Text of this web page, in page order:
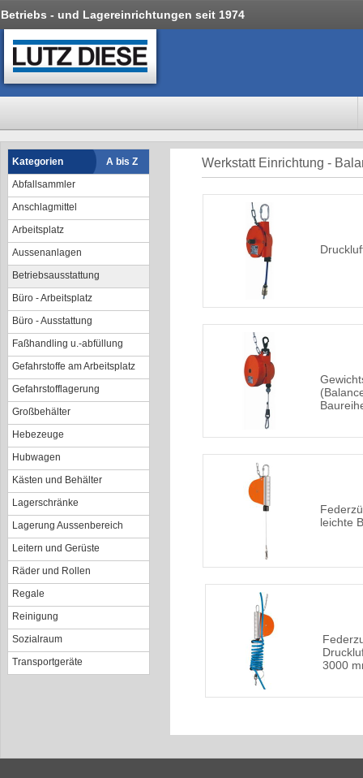
Betriebs - und Lagereinrichtungen seit 1974
Kategorien
A bis Z
Abfallsammler
Anschlagmittel
Arbeitsplatz
Aussenanlagen
Betriebsausstattung
Büro - Arbeitsplatz
Büro - Ausstattung
Faßhandling u.-abfüllung
Gefahrstoffe am Arbeitsplatz
Gefahrstofflagerung
Großbehälter
Hebezeuge
Hubwagen
Kästen und Behälter
Lagerschränke
Lagerung Aussenbereich
Leitern und Gerüste
Räder und Rollen
Regale
Reinigung
Sozialraum
Transportgeräte
Werkstatt Einrichtung -
leichte
3000